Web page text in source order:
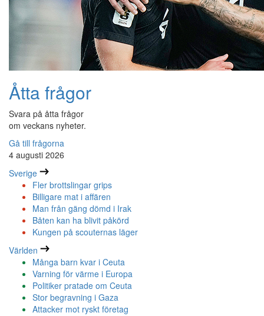
Åtta frågor
Svara på åtta frågor
om veckans nyheter.
Gå till frågorna
4 augusti 2026
Sverige
Fler brottslingar grips
Billigare mat i affären
Man från gäng dömd i Irak
Båten kan ha blivit påkörd
Kungen på scouternas läger
Världen
Många barn kvar i Ceuta
Varning för värme i Europa
Politiker pratade om Ceuta
Stor begravning i Gaza
Attacker mot ryskt företag